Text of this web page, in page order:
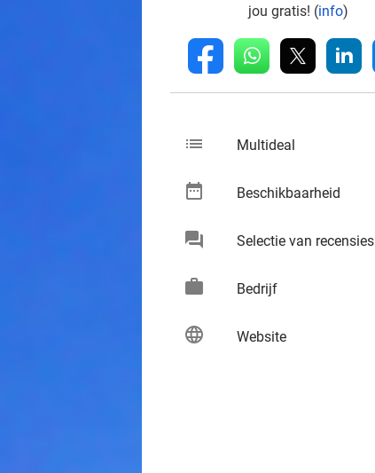
jou gratis! (info)
fb whatsapp linkedin
list Multideal
date_range Beschikbaarheid
chat Selectie van recensies
work Bedrijf
language Website